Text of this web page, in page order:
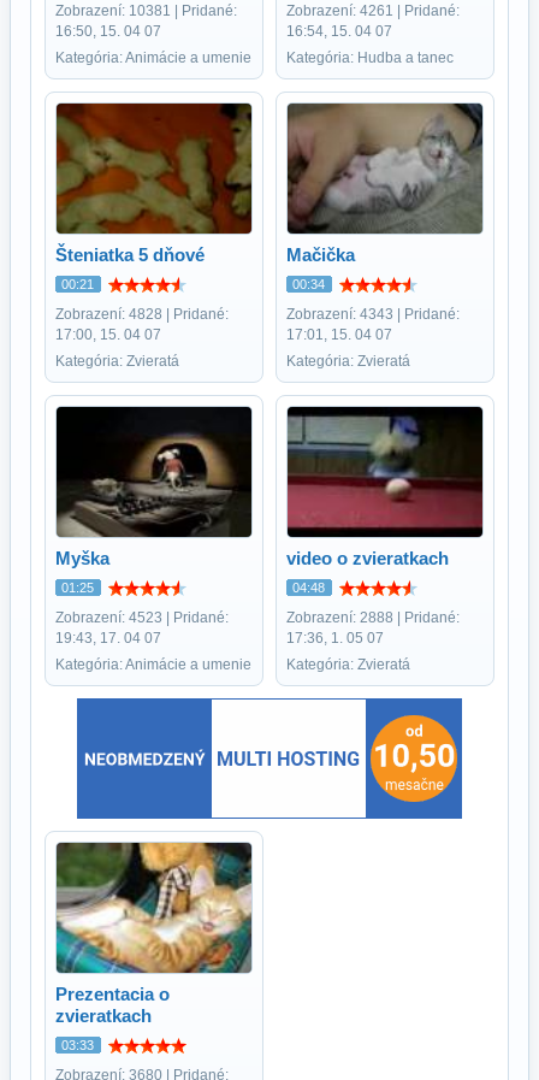
Zobrazení: 10381 | Pridané:
16:50, 15. 04 07
Kategória: Animácie a umenie
Zobrazení: 4261 | Pridané:
16:54, 15. 04 07
Kategória: Hudba a tanec
Šteniatka 5 dňové
00:21
Zobrazení: 4828 | Pridané:
17:00, 15. 04 07
Kategória: Zvieratá
Mačička
00:34
Zobrazení: 4343 | Pridané:
17:01, 15. 04 07
Kategória: Zvieratá
Myška
01:25
Zobrazení: 4523 | Pridané:
19:43, 17. 04 07
Kategória: Animácie a umenie
video o zvieratkach
04:48
Zobrazení: 2888 | Pridané:
17:36, 1. 05 07
Kategória: Zvieratá
Prezentacia o
zvieratkach
03:33
Zobrazení: 3680 | Pridané: